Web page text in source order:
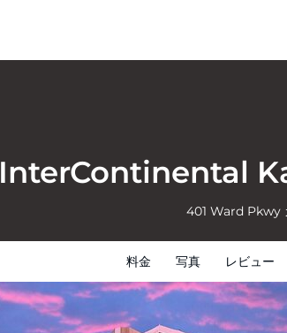
InterContinental
401 Ward Pkwy
料金 写真 レビュー